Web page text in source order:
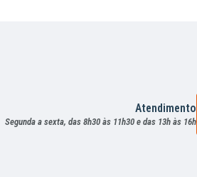
Atendimento
Segunda a sexta, das 8h30 às 11h30 e das 13h às 16h